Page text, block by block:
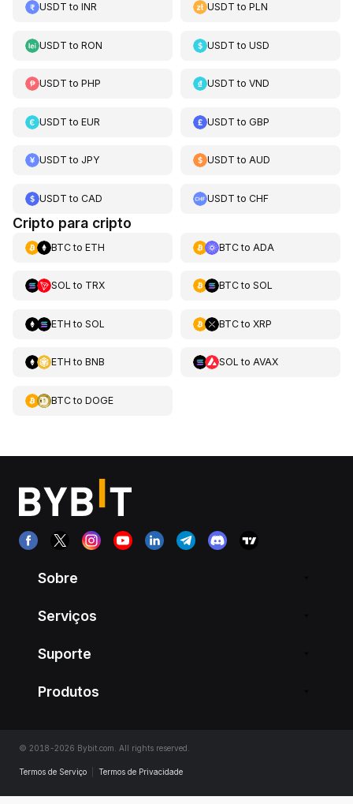
USDT to INR USDT toPLN
USDT to RON USDT toUSD
USDT to PHP USDT toVND
USDT to EUR USDT toGBP
USDT to JPY USDT toAUD
USDT to CAD USDT toCHF
Cripto para cripto
BTCto ETH BTCto ADA
SOL to TRX BTCto SOL
ETH to SOL BTCto XRP
ETH to BNB SOL to AVAX
BTCto DOGE
Sobre
Serviços
Suporte
Produtos
© 2018-2026 Bybit.com. All rights reserved.
Termos de Serviço Termos de Privacidade